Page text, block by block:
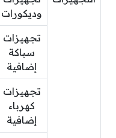
وديكورات
تجهيزات
سباكة
إضافية
تجهيزات
كهرباء
إضافية